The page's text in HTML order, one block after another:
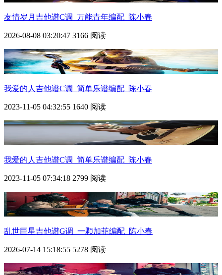
友情岁月吉他谱C调_万能青年编配_陈小春
2026-08-08 03:20:47 3166 阅读
我爱的人吉他谱C调_简单乐谱编配_陈小春
2023-11-05 04:32:55 1640 阅读
我爱的人吉他谱C调_简单乐谱编配_陈小春
2023-11-05 07:34:18 2799 阅读
乱世巨星吉他谱G调_一颗加菲编配_陈小春
2026-07-14 15:18:55 5278 阅读